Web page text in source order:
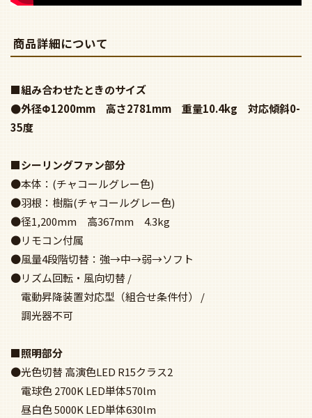
商品詳細について
■組み合わせたときのサイズ
●外径Φ1200mm 高さ2781mm 重量10.4kg 対応傾斜0-
35度
■シーリングファン部分
●本体：(チャコールグレー色)
●羽根：樹脂(チャコールグレー色)
●径1,200mm 高367mm 4.3kg
●リモコン付属
●風量4段階切替：強→中→弱→ソフト
●リズム回転・風向切替 /
電動昇降装置対応型（組合せ条件付） /
調光器不可
■照明部分
●光色切替 高演色LED R15クラス2
電球色 2700K LED単体570lm
昼白色 5000K LED単体630lm